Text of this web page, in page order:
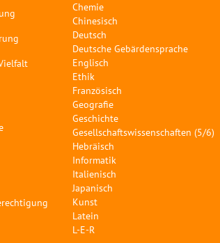
Chemie
Chinesisch
Deutsch
Deutsche Gebärdensprache
Englisch
Ethik
Französisch
Geografie
Geschichte
Gesellschaftswissenschaften (5/6)
Hebräisch
Informatik
Italienisch
Japanisch
Kunst
Latein
L-E-R